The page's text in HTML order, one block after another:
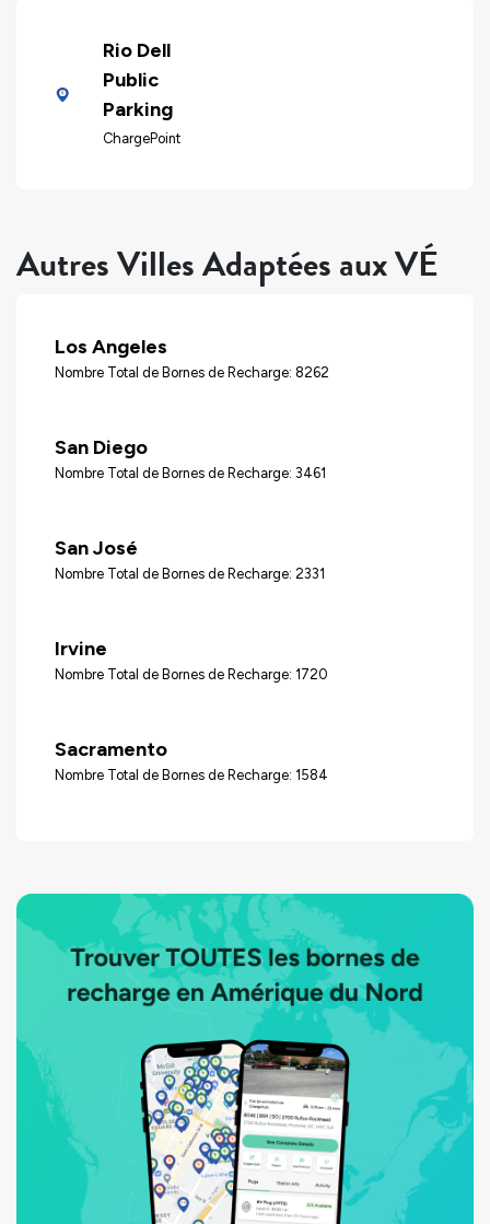
Rio Dell
Public
Parking
ChargePoint
Autres Villes Adaptées aux VÉ
Los Angeles
Nombre Total de Bornes de Recharge: 8262
San Diego
Nombre Total de Bornes de Recharge: 3461
San José
Nombre Total de Bornes de Recharge: 2331
Irvine
Nombre Total de Bornes de Recharge: 1720
Sacramento
Nombre Total de Bornes de Recharge: 1584